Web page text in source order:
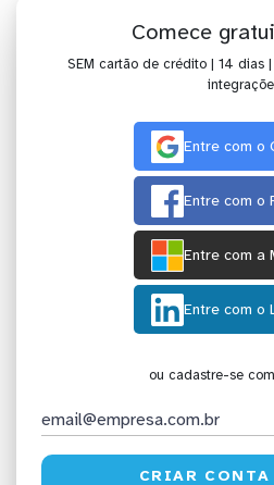
Comece
SEM cartão de crédito | 14 dias
Entre com o
Entre com o
Entre com a
Entre com o
ou cadastre-se